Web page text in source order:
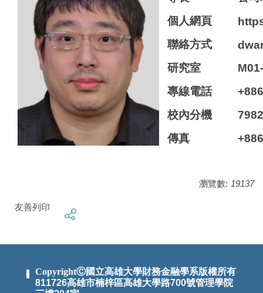
個人網頁
聯絡方式
研究室
專線電話
校內分機
7982
傳真
瀏覽數: 19137
友善列印
CopyrightⒸ國立高雄大學財務金融學系版權所有
811726高雄市楠梓區高雄大學路700號管理學院